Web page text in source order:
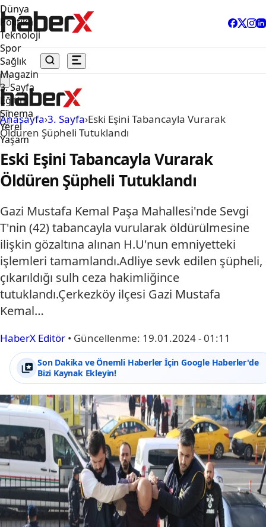
Dünya
Politika
Teknoloji
Spor
Sağlık
Magazin
3. Sayfa
Eğitim
Sinema
Yerel
Yaşam
Anasayfa›3. Sayfa›Eski Eşini Tabancayla Vurarak
Öldüren Şüpheli Tutuklandı
Eski Eşini Tabancayla Vurarak
Öldüren Şüpheli Tutuklandı
Gazi Mustafa Kemal Paşa Mahallesi'nde Sevgi
T'nin (42) tabancayla vurularak öldürülmesine
ilişkin gözaltına alınan H.U'nun emniyetteki
işlemleri tamamlandı.Adliye sevk edilen şüpheli,
çıkarıldığı sulh ceza hakimliğince
tutuklandı.Çerkezköy ilçesi Gazi Mustafa
Kemal…
HaberX Editör • Güncellenme: 19.01.2024 - 01:11
Son Dakika ve Önemli Haberler İçin Google Haberler'de
Bizi Kaynak Ekleyin!